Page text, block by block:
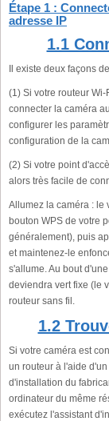
Étape 1 :
adresse IP
1.1
Il existe deux façons
(1) Si votre routeur
connecter la caméra
configurer les
configuration de la
(2) Si votre point
alors très facile de
Allumez la caméra : le
bouton WPS de votre
généralement), puis
et maintenez-le
s'allume. Au bout
deviendra vert fixe (le
routeur sans fil.
1.2
Si votre caméra est
un routeur à l'aide
d'installation du
ordinateur du même
exécutez l'assistant